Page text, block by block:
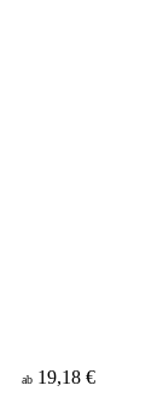
ab 19,18 €